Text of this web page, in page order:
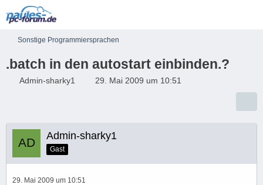
Sonstige Programmiersprachen
.batch in den autostart einbinden.?
Admin-sharky1 29. Mai 2009 um 10:51
Admin-sharky1
Gast
29. Mai 2009 um 10:51